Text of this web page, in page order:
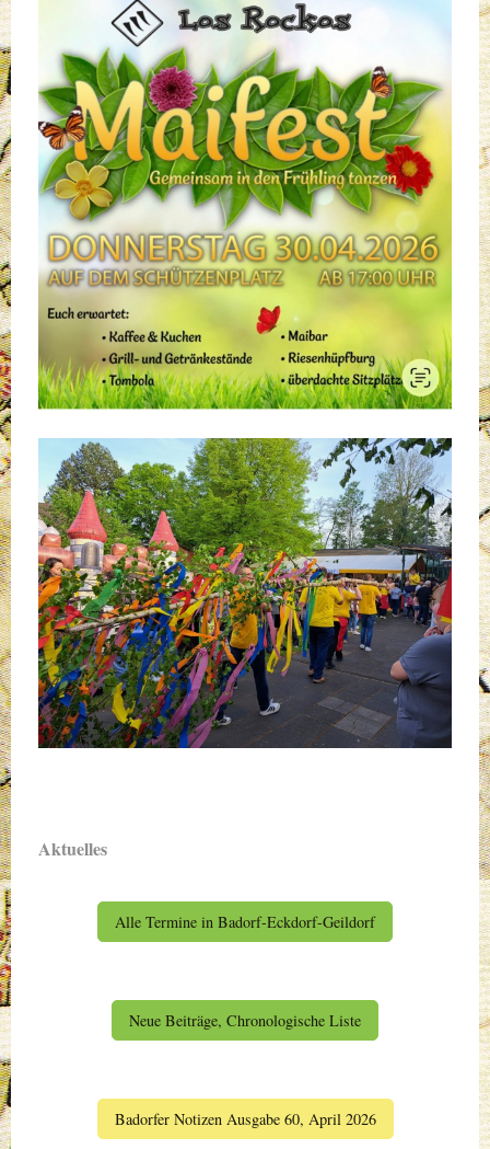
Aktuelles
Alle Termine in Badorf-Eckdorf-Geildorf
Neue Beiträge, Chronologische Liste
Badorfer Notizen Ausgabe 60, April 2026